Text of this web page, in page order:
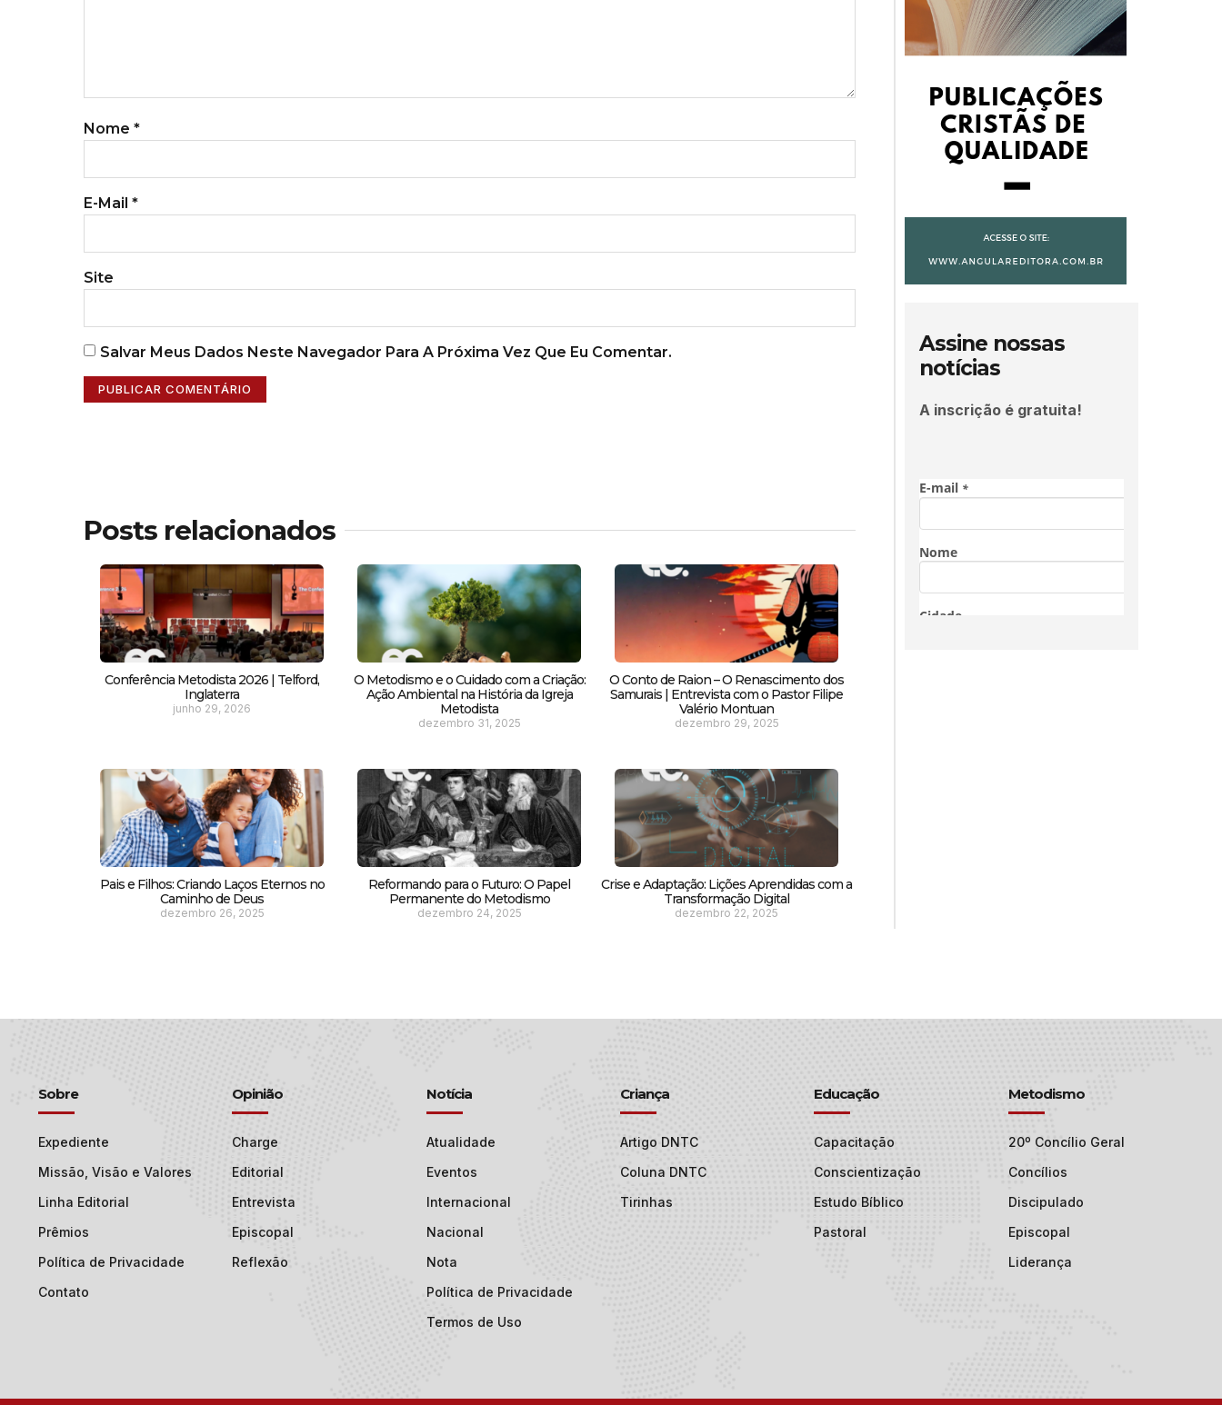
Nome *
E-Mail *
Site
Salvar Meus Dados Neste Navegador Para A Próxima Vez Que Eu Comentar.
Posts relacionados
Conferência Metodista 2026 | Telford,
Inglaterra
junho 29, 2026
O Metodismo e o Cuidado com a Criação:
Ação Ambiental na História da Igreja
Metodista
dezembro 31, 2025
O Conto de Raion – O Renascimento dos
Samurais | Entrevista com o Pastor Filipe
Valério Montuan
dezembro 29, 2025
Pais e Filhos: Criando Laços Eternos no
Caminho de Deus
dezembro 26, 2025
Reformando para o Futuro: O Papel
Permanente do Metodismo
dezembro 24, 2025
Crise e Adaptação: Lições Aprendidas com a
Transformação Digital
dezembro 22, 2025
Assine nossas
notícias
A inscrição é gratuita!
Sobre
Expediente
Missão, Visão e Valores
Linha Editorial
Prêmios
Política de Privacidade
Contato
Opinião
Charge
Editorial
Entrevista
Episcopal
Reflexão
Notícia
Atualidade
Eventos
Internacional
Nacional
Nota
Política de Privacidade
Termos de Uso
Criança
Artigo DNTC
Coluna DNTC
Tirinhas
Educação
Capacitação
Conscientização
Estudo Bíblico
Pastoral
Metodismo
20º Concílio Geral
Concílios
Discipulado
Episcopal
Liderança